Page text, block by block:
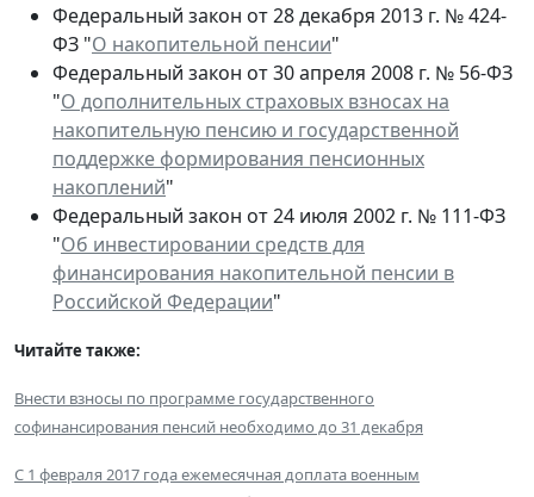
Федеральный закон от 28 декабря 2013 г. № 424-
ФЗ "О накопительной пенсии"
Федеральный закон от 30 апреля 2008 г. № 56-ФЗ
"О дополнительных страховых взносах на
накопительную пенсию и государственной
поддержке формирования пенсионных
накоплений"
Федеральный закон от 24 июля 2002 г. № 111-ФЗ
"Об инвестировании средств для
финансирования накопительной пенсии в
Российской Федерации"
Читайте также:
Внести взносы по программе государственного
софинансирования пенсий необходимо до 31 декабря
С 1 февраля 2017 года ежемесячная доплата военным